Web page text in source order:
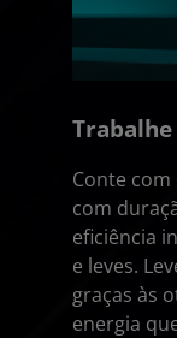
Conte com
com
eficiência
e leves.
graças às
energia